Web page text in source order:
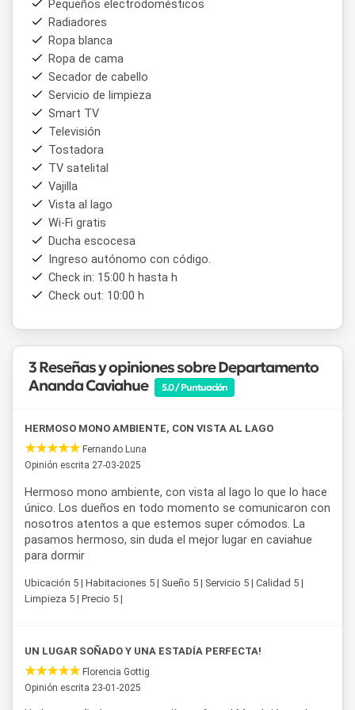
aproximadamente 1 km del cerro Caviahue, uno de los
principales centros de actividades de la zona. Esto lo
convierte en una excelente opción de alojamiento en
Caviahue para quienes desean disfrutar del entorno natural
sin resignar comodidad.
Pequeños electrodomésticos
Radiadores
Ropa blanca
Ropa de cama
Secador de cabello
Servicio de limpieza
Smart TV
Televisión
Tostadora
TV satelital
Vajilla
Vista al lago
Wi-Fi gratis
Ducha escocesa
Ingreso autónomo con código.
Check in: 15:00 h hasta h
Check out: 10:00 h
3 Reseñas y opiniones sobre Departamento
Ananda Caviahue
5.0 / Puntuación
HERMOSO MONO AMBIENTE, CON VISTA AL LAGO
Fernando Luna
Opinión escrita 27-03-2025
Hermoso mono ambiente, con vista al lago lo que lo hace
único. Los dueños en todo momento se comunicaron con
nosotros atentos a que estemos super cómodos. La
pasamos hermoso, sin duda el mejor lugar en caviahue
para dormir
Ubicación 5 | Habitaciones 5 | Sueño 5 | Servicio 5 | Calidad 5 |
Limpieza 5 | Precio 5 |
UN LUGAR SOÑADO Y UNA ESTADÍA PERFECTA!
Florencia Gottig
Opinión escrita 23-01-2025